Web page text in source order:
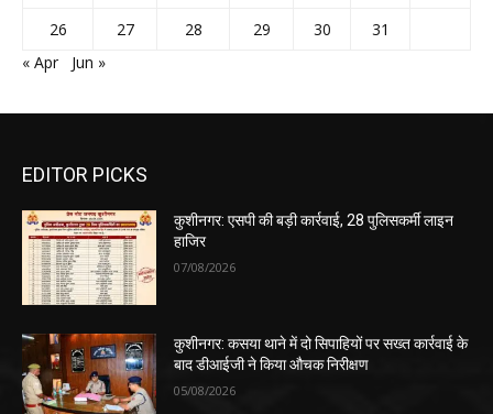
26
27 28 29 30
31
« Apr
Jun »
EDITOR PICKS
कुशीनगर: एसपी की बड़ी कार्रवाई, 28 पुलिसकर्मी लाइन
हाजिर
07/08/2026
कुशीनगर: कसया थाने में दो सिपाहियों पर सख्त कार्रवाई के
बाद डीआईजी ने किया औचक निरीक्षण
05/08/2026